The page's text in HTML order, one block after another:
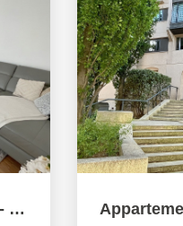
Appartement - 5 pièces - Parfait état général